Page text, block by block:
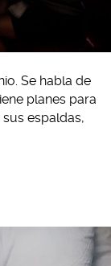
Se habla de
planes para
espaldas,